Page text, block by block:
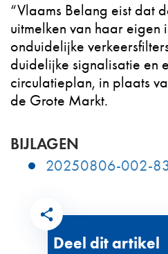
“Vlaams Belang eist dat
uitmelken van haar eigen
onduidelijke
duidelijke signalisatie en
circulatieplan, in plaats
de Grote Markt.
BIJLAGEN
20250806-002-
Deel dit artikel